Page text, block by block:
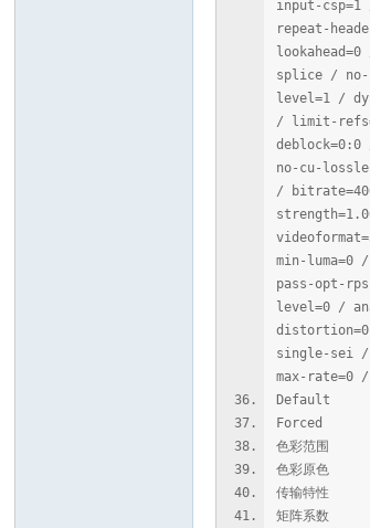
input-
repeat-
splice /
level=1 /
/ limit-
no-cu-
/
min-
pass-opt-
level=0 /
single-sei /
max-
色彩
色彩
传输
矩阵